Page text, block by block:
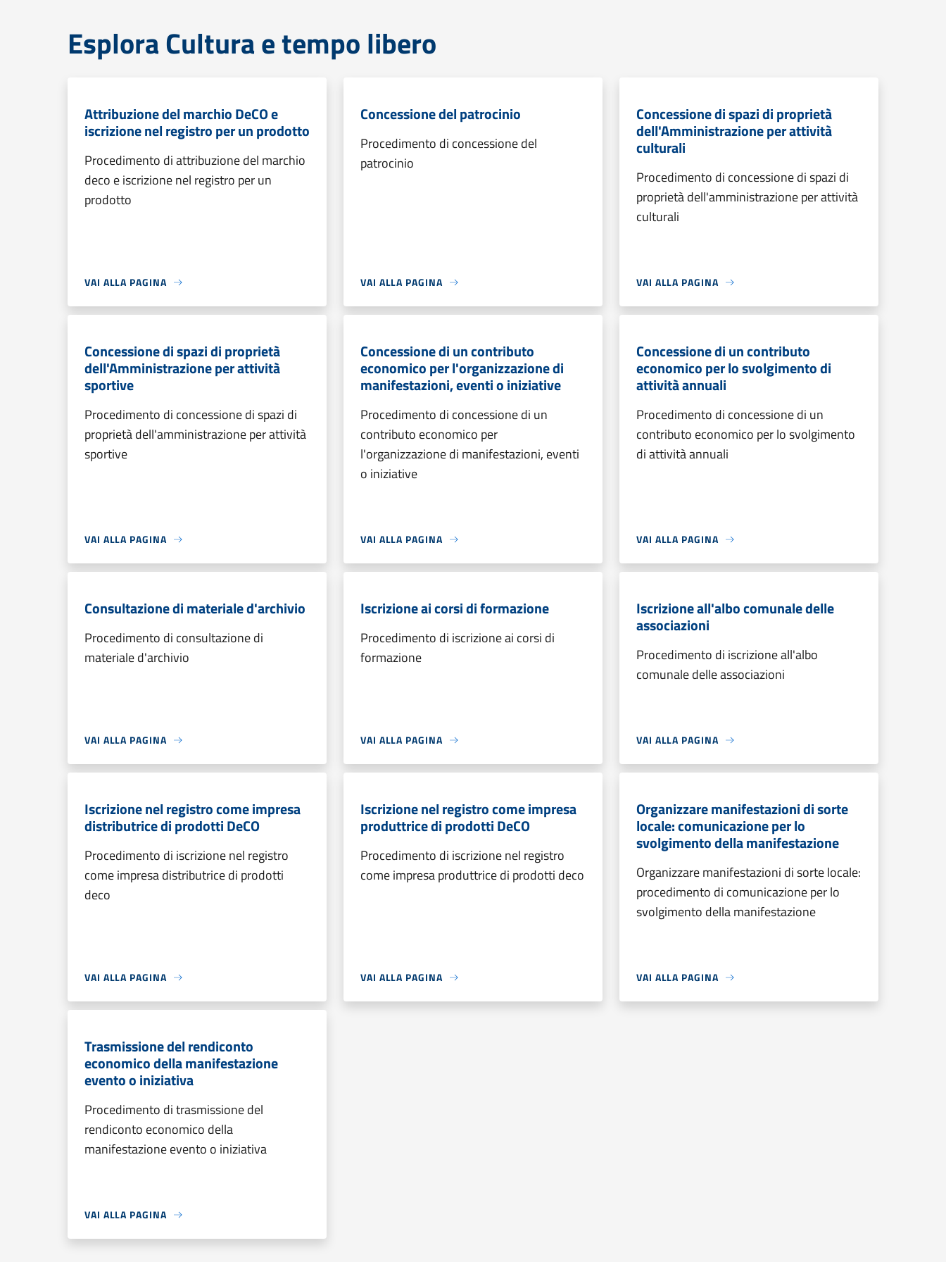
Esplora Cultura e tempo libero
Attribuzione del marchio DeCO e
iscrizione nel registro per un prodotto
Procedimento di attribuzione del marchio
deco e iscrizione nel registro per un
prodotto
VAI ALLA PAGINA
Concessione del patrocinio
Procedimento di concessione del
patrocinio
VAI ALLA PAGINA
Concessione di spazi di proprietà
dell'Amministrazione per attività
culturali
Procedimento di concessione di spazi di
proprietà dell'amministrazione per attività
culturali
VAI ALLA PAGINA
Concessione di spazi di proprietà
dell'Amministrazione per attività
sportive
Procedimento di concessione di spazi di
proprietà dell'amministrazione per attività
sportive
VAI ALLA PAGINA
Concessione di un contributo
economico per l'organizzazione di
manifestazioni, eventi o iniziative
Procedimento di concessione di un
contributo economico per
l'organizzazione di manifestazioni, eventi
o iniziative
VAI ALLA PAGINA
Concessione di un contributo
economico per lo svolgimento di
attività annuali
Procedimento di concessione di un
contributo economico per lo svolgimento
di attività annuali
VAI ALLA PAGINA
Consultazione di materiale d'archivio
Procedimento di consultazione di
materiale d'archivio
VAI ALLA PAGINA
Iscrizione ai corsi di formazione
Procedimento di iscrizione ai corsi di
formazione
VAI ALLA PAGINA
Iscrizione all'albo comunale delle
associazioni
Procedimento di iscrizione all'albo
comunale delle associazioni
VAI ALLA PAGINA
Iscrizione nel registro come impresa
distributrice di prodotti DeCO
Procedimento di iscrizione nel registro
come impresa distributrice di prodotti
deco
VAI ALLA PAGINA
Iscrizione nel registro come impresa
produttrice di prodotti DeCO
Procedimento di iscrizione nel registro
come impresa produttrice di prodotti deco
VAI ALLA PAGINA
Organizzare manifestazioni di sorte
locale: comunicazione per lo
svolgimento della manifestazione
Organizzare manifestazioni di sorte locale:
procedimento di comunicazione per lo
svolgimento della manifestazione
VAI ALLA PAGINA
Trasmissione del rendiconto
economico della manifestazione
evento o iniziativa
Procedimento di trasmissione del
rendiconto economico della
manifestazione evento o iniziativa
VAI ALLA PAGINA